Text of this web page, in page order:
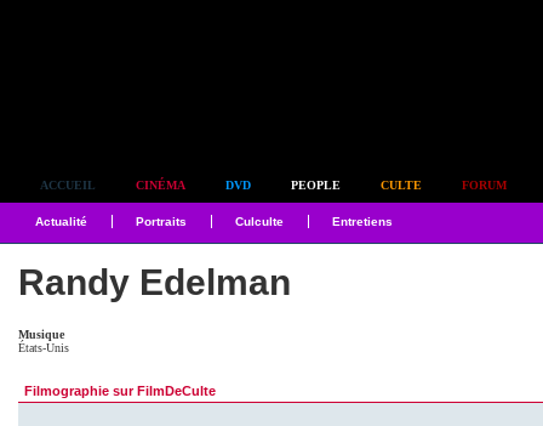
ACCUEIL CINÉMA DVD PEOPLE CULTE FORUM
Actualité Portraits Culculte Entretiens
Randy Edelman
Musique
États-Unis
Filmographie sur FilmDeCulte